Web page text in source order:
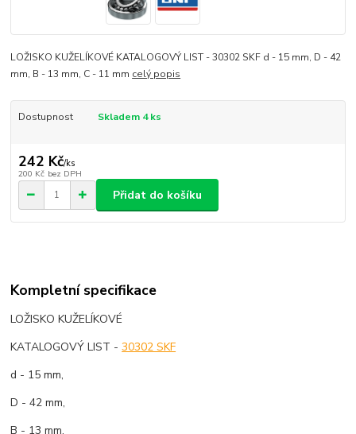
LOŽISKO KUŽELÍKOVÉ KATALOGOVÝ LIST - 30302 SKF d - 15 mm, D - 42
mm, B - 13 mm, C - 11 mm celý popis
Dostupnost Skladem 4 ks
242 Kč/ks
200 Kč bez DPH
Přidat do košíku
Kompletní specifikace
LOŽISKO KUŽELÍKOVÉ
KATALOGOVÝ LIST -30302 SKF
d - 15 mm,
D - 42 mm,
B - 13 mm,